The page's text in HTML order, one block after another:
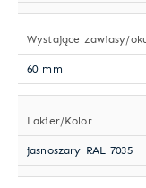
Wystające zawiasy/
60 mm
Lakier/Kolor
jasnoszary RAL 7035